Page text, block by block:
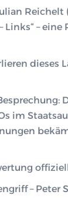
Reichelt
Links“ – eine
dieses
im
– Peter